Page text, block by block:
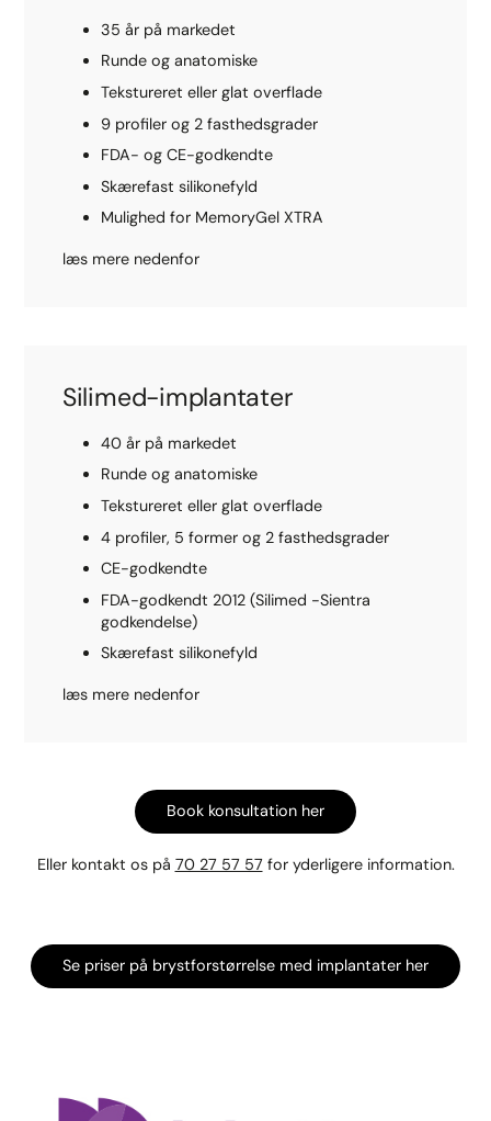
35 år på markedet
Runde og anatomiske
Tekstureret eller glat overflade
9 profiler og 2 fasthedsgrader
FDA- og CE-godkendte
Skærefast silikonefyld
Mulighed for MemoryGel XTRA
læs mere nedenfor
Silimed-implantater
40 år på markedet
Runde og anatomiske
Tekstureret eller glat overflade
4 profiler, 5 former og 2 fasthedsgrader
CE-godkendte
FDA-godkendt 2012 (Silimed -Sientra
godkendelse)
Skærefast silikonefyld
læs mere nedenfor
Book konsultation her
Eller kontakt os på 70 27 57 57for yderligere information.
Se priser på brystforstørrelse med implantater her